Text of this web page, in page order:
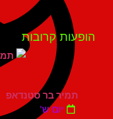
קרובות
תמיר בר סטנדאפ
יום ש'